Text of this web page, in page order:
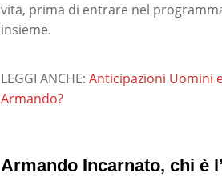
vita, prima di entrare nel
insieme.
LEGGI ANCHE: Anticipazioni Uomini
Armando?
Armando Incarnato, chi è